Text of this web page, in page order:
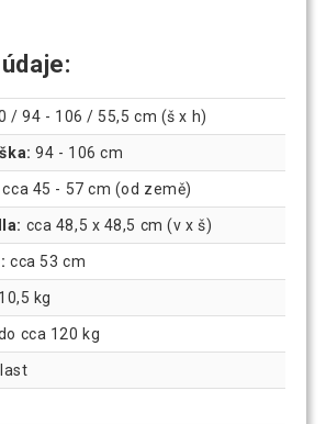
/ 94 - 106 / 55,5 cm (š x h)
94 - 106 cm
cca 45 - 57 cm (od země)
cca 48,5 x 48,5 cm (v x š)
cca 53 cm
kg
cca 120 kg